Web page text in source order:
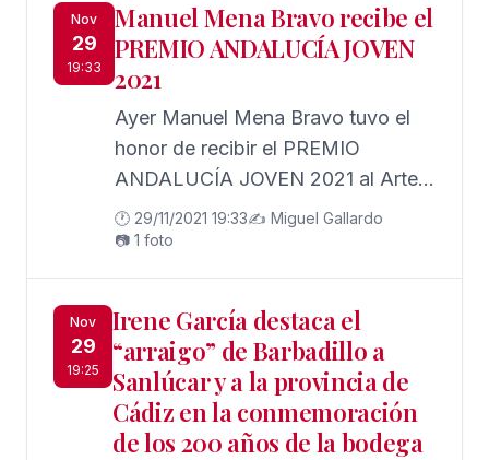
Nov
29
19:33
Manuel Mena Bravo recibe el
PREMIO ANDALUCÍA JOVEN
2021
Ayer Manuel Mena Bravo tuvo el
honor de recibir el PREMIO
ANDALUCÍA JOVEN 2021 al Arte y
la cultura de la @empleoand y el
@juventudandalucia_iaj .
🕐 29/11/2021 19:33✍️ Miguel Gallardo
📷 1 foto
Nov
29
19:25
Irene García destaca el
“arraigo” de Barbadillo a
Sanlúcar y a la provincia de
Cádiz en la conmemoración
de los 200 años de la bodega